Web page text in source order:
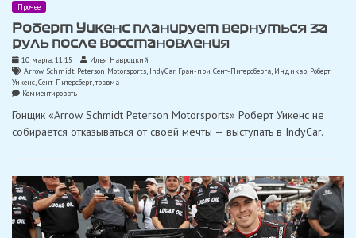
Прочее
Роберт Уикенс планирует вернуться за
руль после восстановления
10 марта, 11:15
Илья Навроцкий
Arrow Schmidt Peterson Motorsports, IndyCar, Гран-при Сент-Питерсберга, Индикар, Роберт
Уикенс,Сент-Питерсберг,травма
Комментироватьon
Уикенс
вернуться
восстановления
Гонщик «Arrow Schmidt Peterson Motorsports» Роберт Уикенс не
собирается отказываться от своей мечты — выступать в IndyCar.